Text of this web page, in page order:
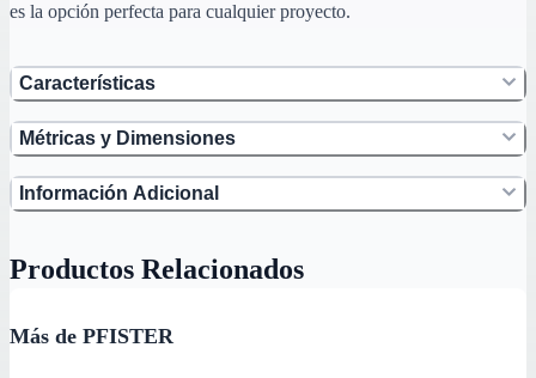
es la opción perfecta para cualquier proyecto.
Características
Métricas y Dimensiones
Información Adicional
Productos Relacionados
Más de PFISTER